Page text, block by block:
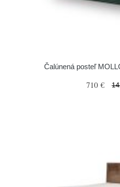
Čalúnená posteľ
710 €